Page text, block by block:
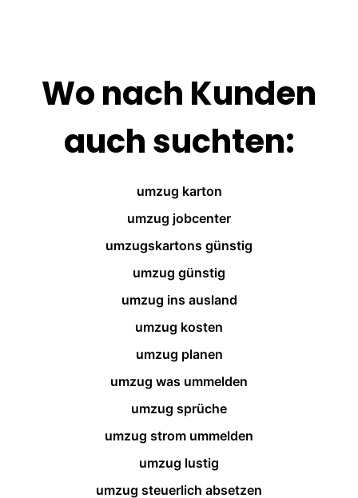
Wo nach Kunden
auch suchten:
umzug karton
umzug jobcenter
umzugskartons günstig
umzug günstig
umzug ins ausland
umzug kosten
umzug planen
umzug was ummelden
umzug sprüche
umzug strom ummelden
umzug lustig
umzug steuerlich absetzen